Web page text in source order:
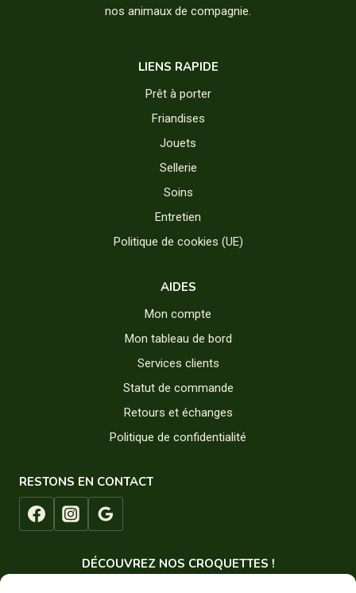
nos animaux de compagnie.
LIENS RAPIDE
Prêt à porter
Friandises
Jouets
Sellerie
Soins
Entretien
Politique de cookies (UE)
AIDES
Mon compte
Mon tableau de bord
Services clients
Statut de commande
Retours et échanges
Politique de confidentialité
RESTONS EN CONTACT
DÉCOUVREZ NOS CROQUETTES !